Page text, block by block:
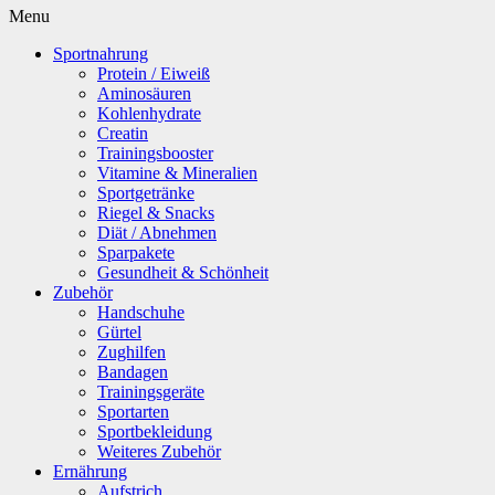
Menu
Sportnahrung
Protein / Eiweiß
Aminosäuren
Kohlenhydrate
Creatin
Trainingsbooster
Vitamine & Mineralien
Sportgetränke
Riegel & Snacks
Diät / Abnehmen
Sparpakete
Gesundheit & Schönheit
Zubehör
Handschuhe
Gürtel
Zughilfen
Bandagen
Trainingsgeräte
Sportarten
Sportbekleidung
Weiteres Zubehör
Ernährung
Aufstrich